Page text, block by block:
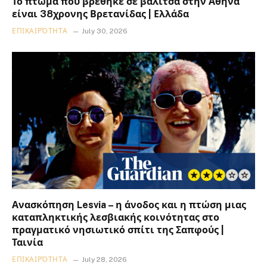
είναι 38χρονης Βρετανίδας | Ελλάδα
ΕΠΙΚΑΙΡΌΤΗΤΑ July 30, 2026
Ανασκόπηση Lesvia – η άνοδος και η πτώση μιας
καταπληκτικής λεσβιακής κοινότητας στο
πραγματικό νησιωτικό σπίτι της Σαπφούς |
Ταινία
ΕΠΙΚΑΙΡΌΤΗΤΑ July 28, 2026